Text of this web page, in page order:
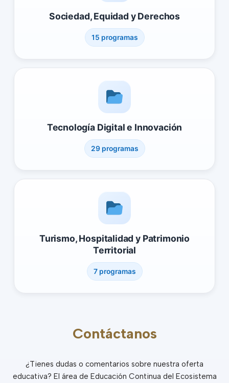
Sociedad, Equidad y Derechos
15 programas
Tecnología Digital e Innovación
29 programas
Turismo, Hospitalidad y Patrimonio
Territorial
7 programas
Contáctanos
¿Tienes dudas o comentarios sobre nuestra oferta
educativa? El área de Educación Continua del Ecosistema